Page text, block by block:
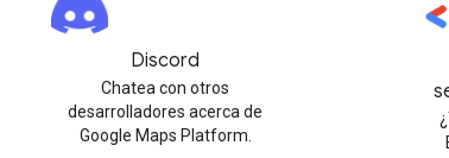
Discord
Chatea con otros
desarrolladores acerca de
Google Maps Platform.